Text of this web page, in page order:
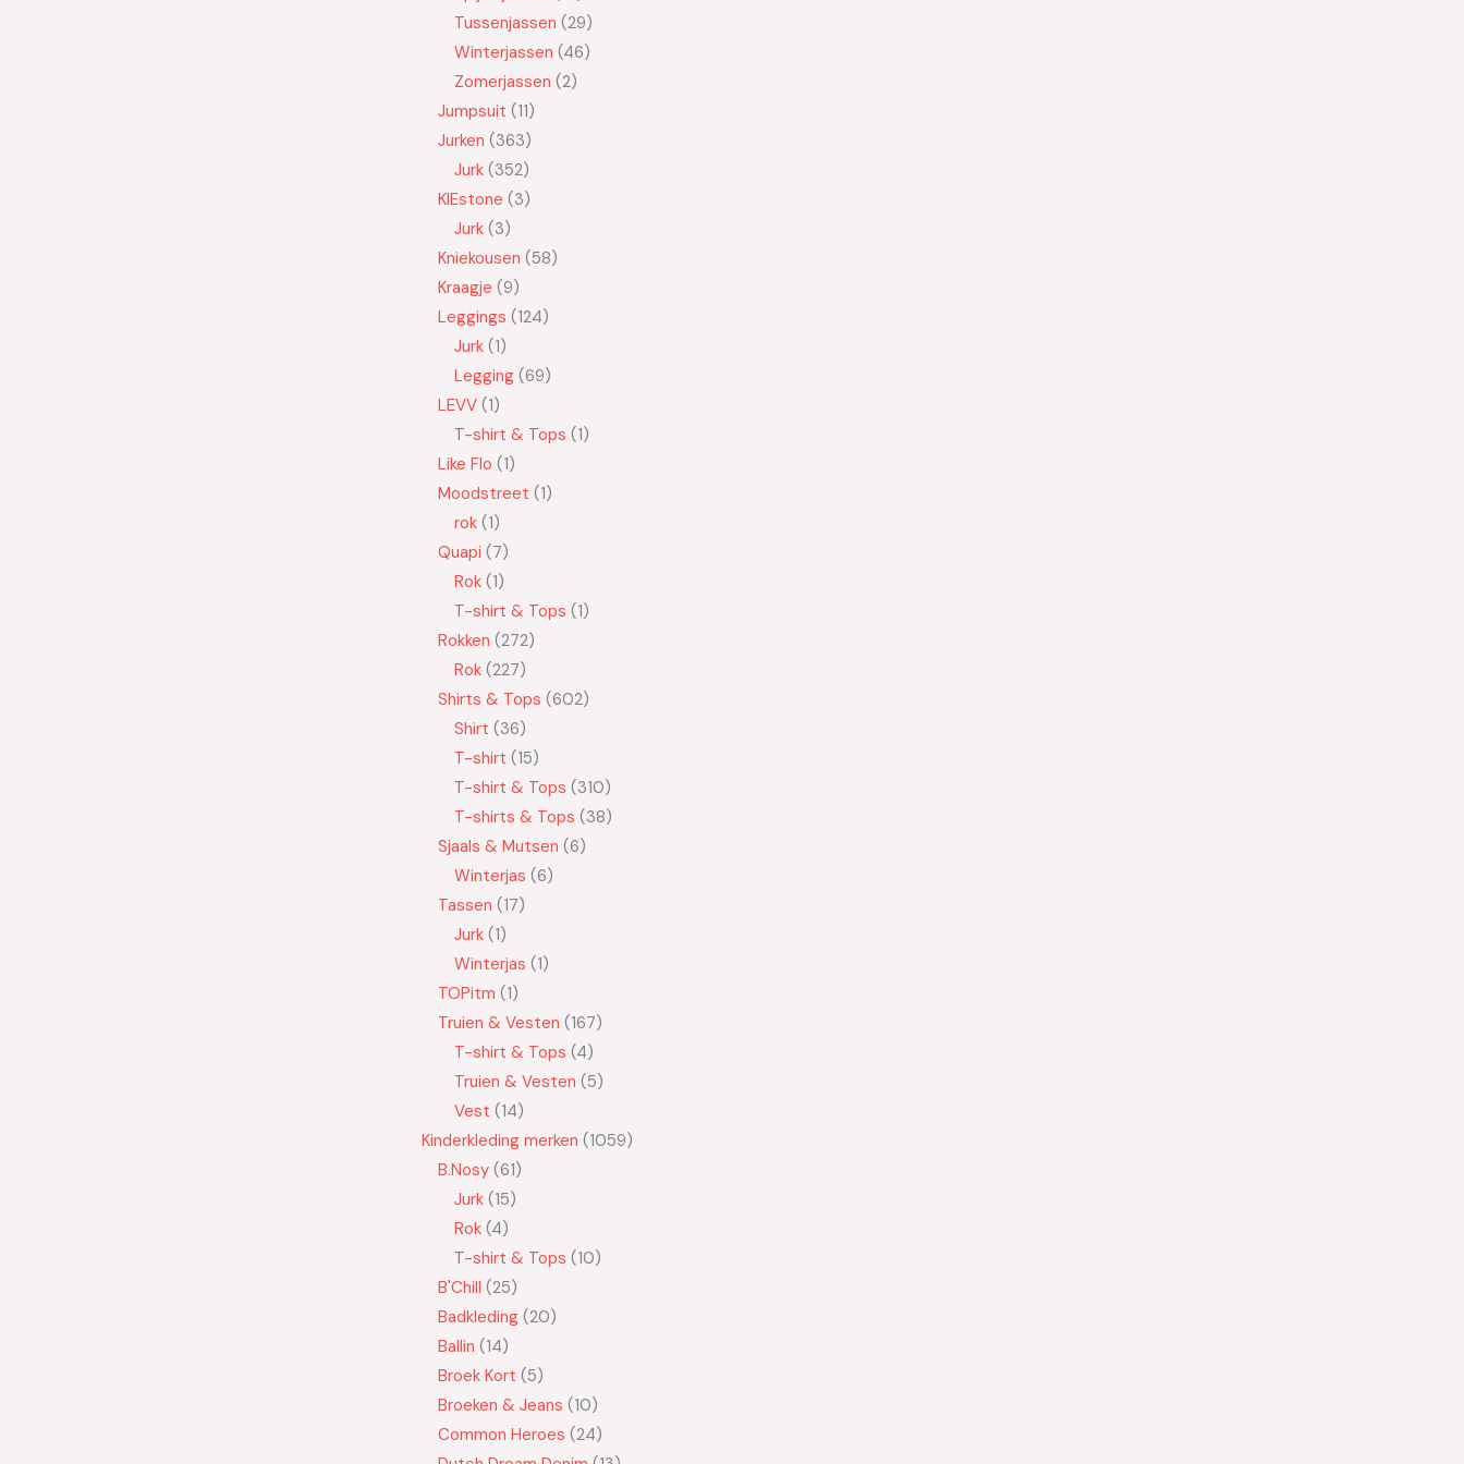
Tussenjassen 29
Winterjassen 46
Zomerjassen 2
Jumpsuit 11
Jurken 363
Jurk 352
KIEstone 3
Jurk 3
Kniekousen 58
Kraagje 9
Leggings 124
Jurk 1
Legging 69
LEVV 1
T-shirt & Tops 1
Like Flo 1
Moodstreet 1
rok 1
Quapi 7
Rok 1
T-shirt & Tops 1
Rokken 272
Rok 227
Shirts & Tops 602
Shirt 36
T-shirt 15
T-shirt & Tops 310
T-shirts & Tops 38
Sjaals & Mutsen 6
Winterjas 6
Tassen 17
Jurk 1
Winterjas 1
TOPitm 1
Truien & Vesten 167
T-shirt & Tops 4
Truien & Vesten 5
Vest 14
Kinderkleding merken 1059
B.Nosy 61
Jurk 15
Rok 4
T-shirt & Tops 10
B'Chill 25
Badkleding 20
Ballin 14
Broek Kort 5
Broeken & Jeans 10
Common Heroes 24